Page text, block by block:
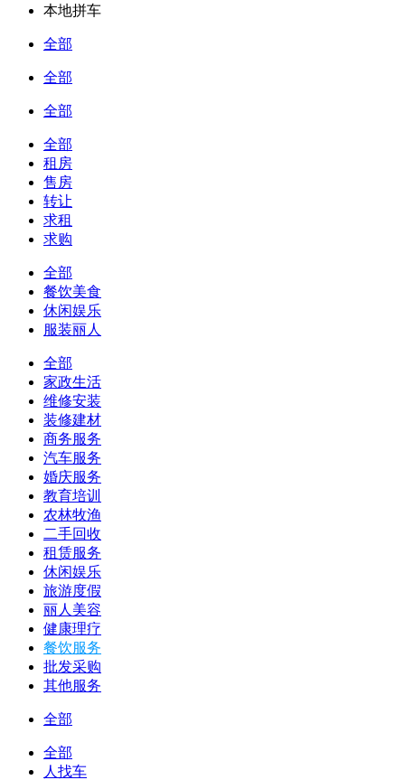
本地拼车
全部
全部
全部
全部
租房
售房
转让
求租
求购
全部
餐饮美食
休闲娱乐
服装丽人
全部
家政生活
维修安装
装修建材
商务服务
汽车服务
婚庆服务
教育培训
农林牧渔
二手回收
租赁服务
休闲娱乐
旅游度假
丽人美容
健康理疗
餐饮服务
批发采购
其他服务
全部
全部
人找车